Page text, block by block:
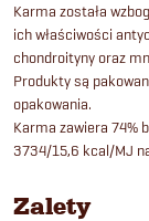
Karma została
ich właściwości
chondroityny oraz
Produkty są
opakowania.
Karma zawiera 74%
3734/15,6 kcal/MJ
Zalety